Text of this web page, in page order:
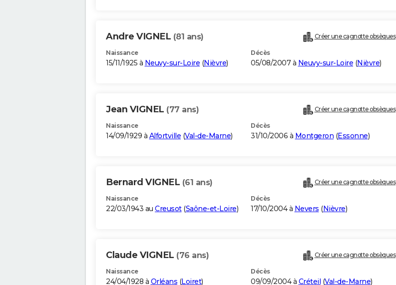
Andre VIGNEL (81 ans) Créer une cagnotte obsèques
Naissance
15/11/1925 à Neuvy-sur-Loire (Nièvre)
Décès
05/08/2007 à Neuvy-sur-Loire (Nièvre)
Jean VIGNEL (77 ans) Créer une cagnotte obsèques
Naissance
14/09/1929 à Alfortville (Val-de-Marne)
Décès
31/10/2006 à Montgeron (Essonne)
Bernard VIGNEL (61 ans) Créer une cagnotte obsèques
Naissance
22/03/1943 au Creusot(Saône-et-Loire)
Décès
17/10/2004 à Nevers (Nièvre)
Claude VIGNEL (76 ans) Créer une cagnotte obsèques
Naissance
24/04/1928 à Orléans (Loiret)
Décès
09/09/2004 à Créteil (Val-de-Marne)